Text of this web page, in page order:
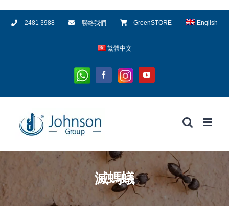
2481 3988 聯絡我們 GreenSTORE English
繁體中文
Whatsapp
Facebook
Instagram
YouTube
滅螞蟻